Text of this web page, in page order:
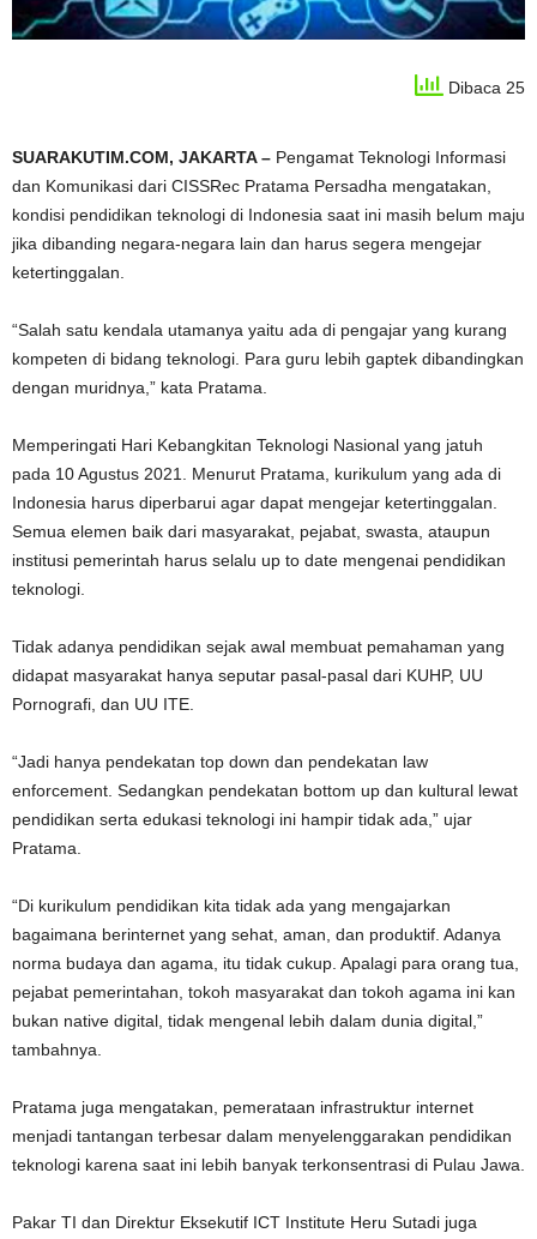
Dibaca 25
SUARAKUTIM.COM, JAKARTA – Pengamat Teknologi Informasi
dan Komunikasi dari CISSRec Pratama Persadha mengatakan,
kondisi pendidikan teknologi di Indonesia saat ini masih belum maju
jika dibanding negara-negara lain dan harus segera mengejar
ketertinggalan.
“Salah satu kendala utamanya yaitu ada di pengajar yang kurang
kompeten di bidang teknologi. Para guru lebih gaptek dibandingkan
dengan muridnya,” kata Pratama.
Memperingati Hari Kebangkitan Teknologi Nasional yang jatuh
pada 10 Agustus 2021. Menurut Pratama, kurikulum yang ada di
Indonesia harus diperbarui agar dapat mengejar ketertinggalan.
Semua elemen baik dari masyarakat, pejabat, swasta, ataupun
institusi pemerintah harus selalu up to date mengenai pendidikan
teknologi.
Tidak adanya pendidikan sejak awal membuat pemahaman yang
didapat masyarakat hanya seputar pasal-pasal dari KUHP, UU
Pornografi, dan UU ITE.
“Jadi hanya pendekatan top down dan pendekatan law
enforcement. Sedangkan pendekatan bottom up dan kultural lewat
pendidikan serta edukasi teknologi ini hampir tidak ada,” ujar
Pratama.
“Di kurikulum pendidikan kita tidak ada yang mengajarkan
bagaimana berinternet yang sehat, aman, dan produktif. Adanya
norma budaya dan agama, itu tidak cukup. Apalagi para orang tua,
pejabat pemerintahan, tokoh masyarakat dan tokoh agama ini kan
bukan native digital, tidak mengenal lebih dalam dunia digital,”
tambahnya.
Pratama juga mengatakan, pemerataan infrastruktur internet
menjadi tantangan terbesar dalam menyelenggarakan pendidikan
teknologi karena saat ini lebih banyak terkonsentrasi di Pulau Jawa.
Pakar TI dan Direktur Eksekutif ICT Institute Heru Sutadi juga